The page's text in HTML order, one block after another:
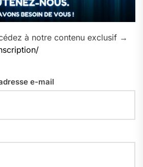
à notre contenu exclusif →
e-mail